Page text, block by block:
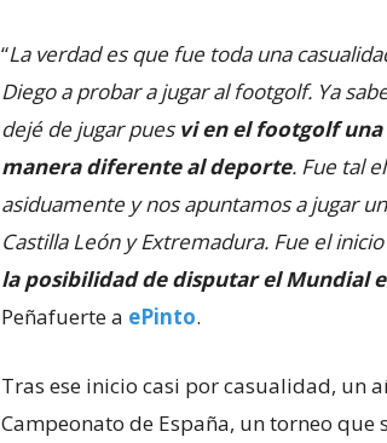
“La verdad es que fue toda una
Diego a probar a jugar al footgolf. Ya
dejé de jugar pues vi en el footgolf
manera diferente al deporte. Fue tal
asiduamente y nos apuntamos a jugar
Castilla León y Extremadura. Fue el
la posibilidad de disputar el Mundial
Peñafuerte a ePinto.
Tras ese inicio casi por casualidad, un
Campeonato de España, un torneo